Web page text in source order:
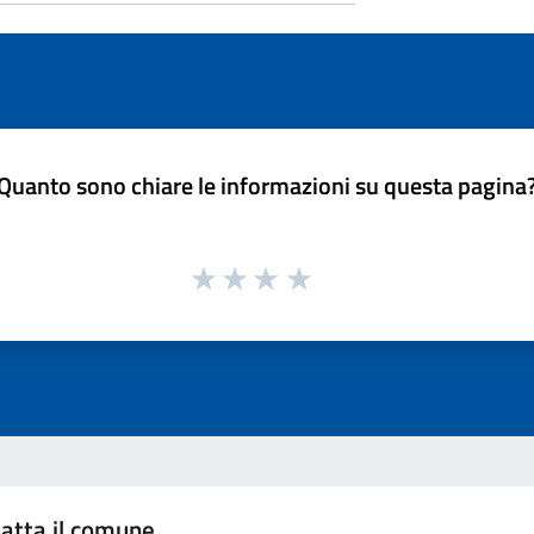
sono chiare le informazioni su questa